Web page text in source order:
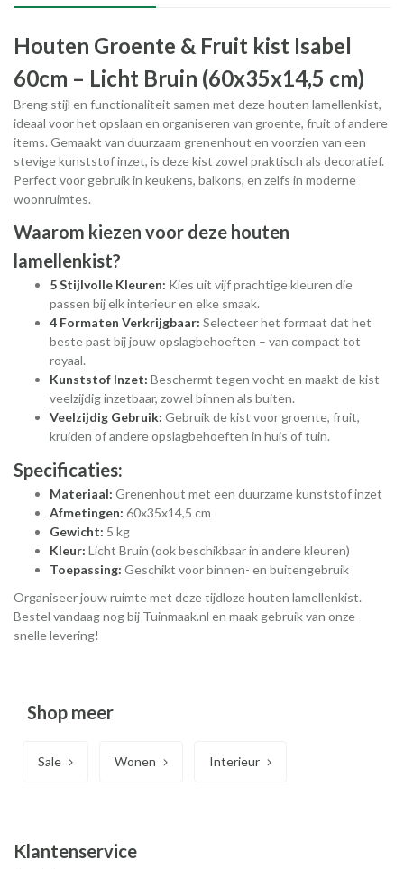
Houten Groente & Fruit kist Isabel
60cm – Licht Bruin (60x35x14,5 cm)
Breng stijl en functionaliteit samen met deze houten lamellenkist,
ideaal voor het opslaan en organiseren van groente, fruit of andere
items. Gemaakt van duurzaam grenenhout en voorzien van een
stevige kunststof inzet, is deze kist zowel praktisch als decoratief.
Perfect voor gebruik in keukens, balkons, en zelfs in moderne
woonruimtes.
Waarom kiezen voor deze houten
lamellenkist?
5 Stijlvolle Kleuren: Kies uit vijf prachtige kleuren die
passen bij elk interieur en elke smaak.
4 Formaten Verkrijgbaar: Selecteer het formaat dat het
beste past bij jouw opslagbehoeften – van compact tot
royaal.
Kunststof Inzet: Beschermt tegen vocht en maakt de kist
veelzijdig inzetbaar, zowel binnen als buiten.
Veelzijdig Gebruik: Gebruik de kist voor groente, fruit,
kruiden of andere opslagbehoeften in huis of tuin.
Specificaties:
Materiaal: Grenenhout met een duurzame kunststof inzet
Afmetingen: 60x35x14,5 cm
Gewicht: 5 kg
Kleur: Licht Bruin (ook beschikbaar in andere kleuren)
Toepassing: Geschikt voor binnen- en buitengebruik
Organiseer jouw ruimte met deze tijdloze houten lamellenkist.
Bestel vandaag nog bij Tuinmaak.nl en maak gebruik van onze
snelle levering!
Shop meer
Sale Wonen Interieur
Klantenservice